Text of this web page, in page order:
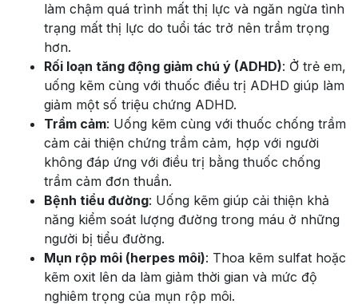
làm chậm quá trình mất thị lực và ngăn ngừa tình
trạng mất thị lực do tuổi tác trở nên trầm trọng
hơn.
Rối loạn tăng động giảm chú ý (ADHD): Ở trẻ em,
uống kẽm cùng với thuốc điều trị ADHD giúp làm
giảm một số triệu chứng ADHD.
Trầm cảm: Uống kẽm cùng với thuốc chống trầm
cảm cải thiện chứng trầm cảm, hợp với người
không đáp ứng với điều trị bằng thuốc chống
trầm cảm đơn thuần.
Bệnh tiểu đường: Uống kẽm giúp cải thiện khả
năng kiểm soát lượng đường trong máu ở những
người bị tiểu đường.
Mụn rộp môi (herpes môi): Thoa kẽm sulfat hoặc
kẽm oxit lên da làm giảm thời gian và mức độ
nghiêm trọng của mụn rộp môi.